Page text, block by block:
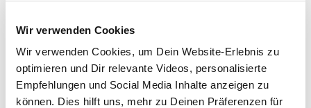
Wir verwenden Cookies
Wir verwenden Cookies, um Dein Website-Erlebnis zu
optimieren und Dir relevante Videos, personalisierte
Empfehlungen und Social Media Inhalte anzeigen zu
können. Dies hilft uns, mehr zu Deinen Präferenzen für
22 August 2022
Hundefutter und Wasser im Urlaub: Worauf sollte
besonders geachtet werden?
Hunde